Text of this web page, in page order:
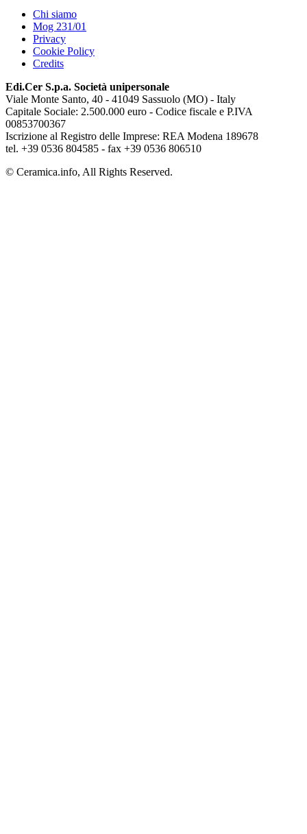
Chi siamo
Mog 231/01
Privacy
Cookie Policy
Credits
Edi.Cer S.p.a. Società unipersonale
Viale Monte Santo, 40 - 41049 Sassuolo (MO) - Italy
Capitale Sociale: 2.500.000 euro - Codice fiscale e P.IVA
00853700367
Iscrizione al Registro delle Imprese: REA Modena 189678
tel. +39 0536 804585 - fax +39 0536 806510
© Ceramica.info, All Rights Reserved.